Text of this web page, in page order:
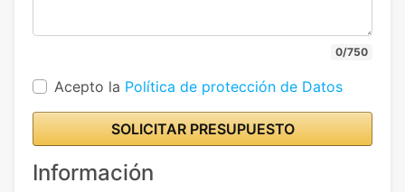
0/750
Acepto la Política de protección de Datos
SOLICITAR PRESUPUESTO
Información